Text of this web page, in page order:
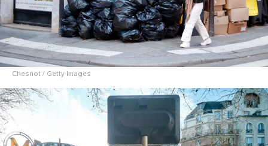
Chesnot / Getty Images